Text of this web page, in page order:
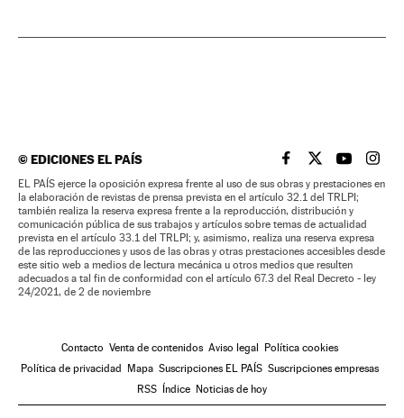
©EDICIONES EL PAÍS EL PAÍS BRASIL EN
EL PAÍSEL PAÍS
EL
EL PAÍS ejerce la oposición expresa frente al uso de sus obras y prestaciones en
la elaboración de revistas de prensa prevista en el artículo 32.1 del TRLPI;
también realiza la reserva expresa frente a la reproducción, distribución y
comunicación pública de sus trabajos y artículos sobre temas de actualidad
prevista en el artículo 33.1 del TRLPI; y, asimismo, realiza una reserva expresa
de las reproducciones y usos de las obras y otras prestaciones accesibles desde
este sitio web a medios de lectura mecánica u otros medios que resulten
adecuados a tal fin de conformidad con el artículo 67.3 del Real Decreto - ley
24/2021, de 2 de noviembre
Contacto Venta de contenidos Aviso legal
Política cookies
Política de privacidad
Mapa Suscripciones EL PAÍS Suscripciones empresas
RSS
Índice Noticias de hoy